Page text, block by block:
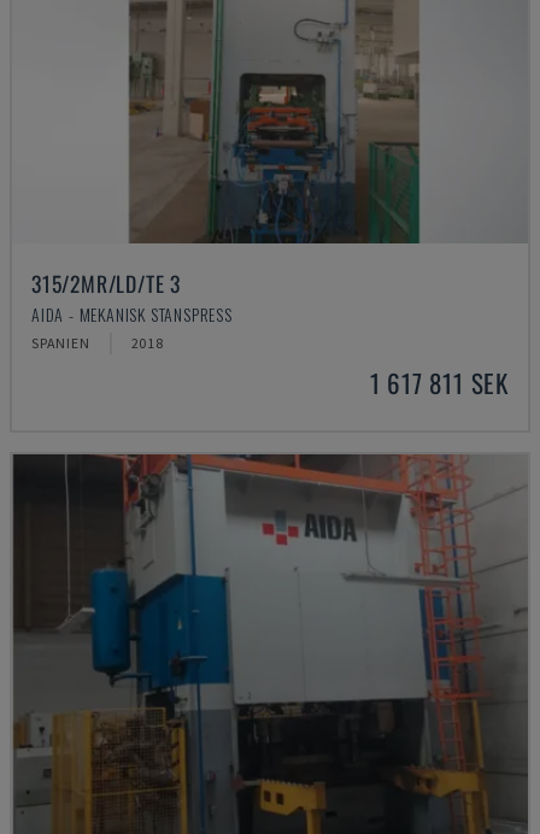
315/2MR/LD/TE 3
AIDA - MEKANISK STANSPRESS
SPANIEN 2018
1 617 811 SEK